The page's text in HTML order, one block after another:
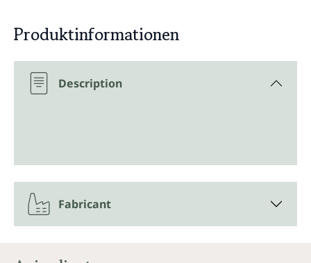
Produktinformationen
Description
Fabricant